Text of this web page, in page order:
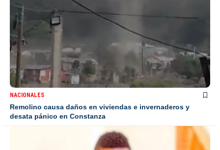
NACIONALES
Remolino causa daños en viviendas e invernaderos y
desata pánico en Constanza